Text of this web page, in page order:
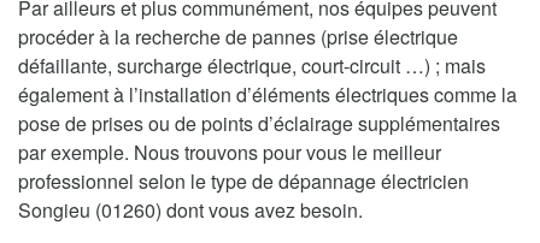
Par ailleurs et plus communément, nos équipes peuvent
procéder à la recherche de pannes (prise électrique
défaillante, surcharge électrique, court-circuit …) ; mais
également à l’installation d’éléments électriques comme la
pose de prises ou de points d’éclairage supplémentaires
par exemple. Nous trouvons pour vous le meilleur
professionnel selon le type de dépannage électricien
Songieu (01260) dont vous avez besoin.